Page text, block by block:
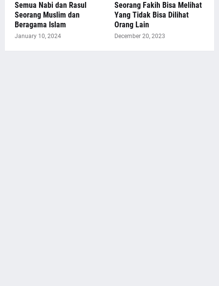
Semua Nabi dan Rasul
Seorang Muslim dan
Beragama Islam
January 10, 2024
Seorang Fakih Bisa Melihat
Yang Tidak Bisa Dilihat
Orang Lain
December 20, 2023